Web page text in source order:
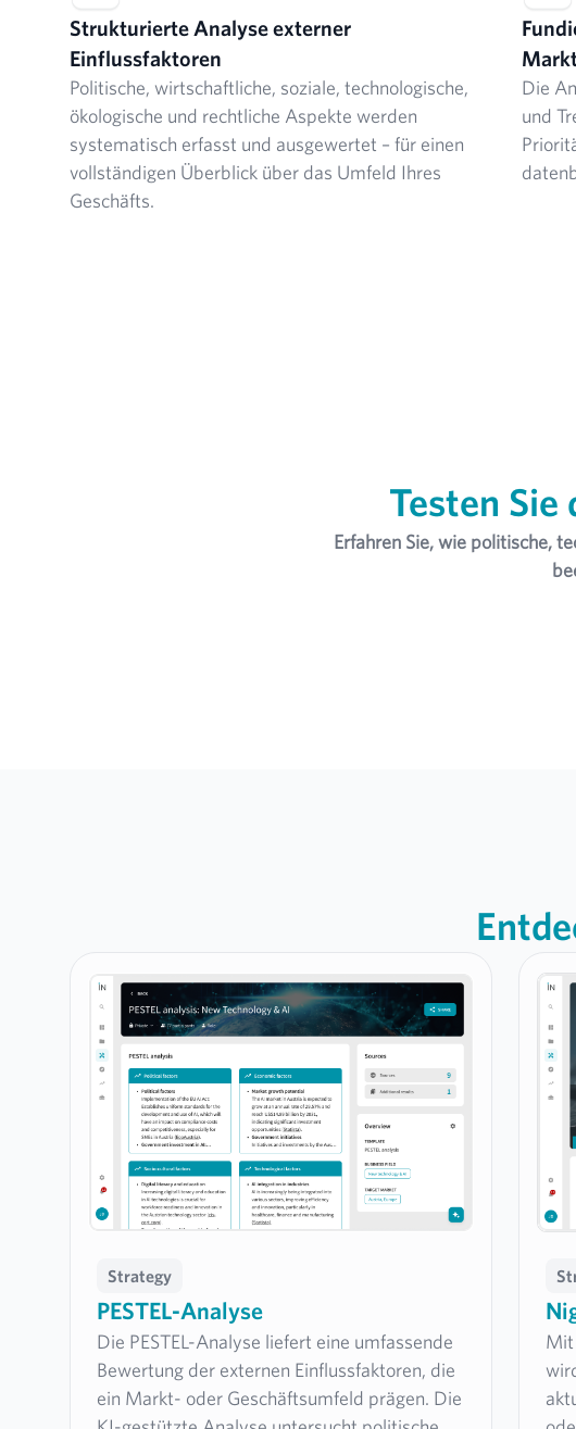
Strukturierte Analyse externer
Einflussfaktoren
Politische, wirtschaftliche, soziale, technologische,
ökologische und rechtliche Aspekte werden
systematisch erfasst und ausgewertet – für einen
vollständigen Überblick über das Umfeld Ihres
Geschäfts.
Die
und
Testen Sie
Erfahren Sie, wie politische,
Strategy
PESTEL-Analyse
Die PESTEL-Analyse liefert eine umfassende
Bewertung der externen Einflussfaktoren, die
ein Markt- oder Geschäftsumfeld prägen. Die
Mit